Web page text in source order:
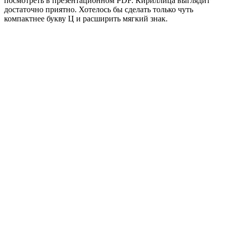
достаточно приятно. Хотелось бы сделать только чуть
компактнее букву Ц и расширить мягкий знак.